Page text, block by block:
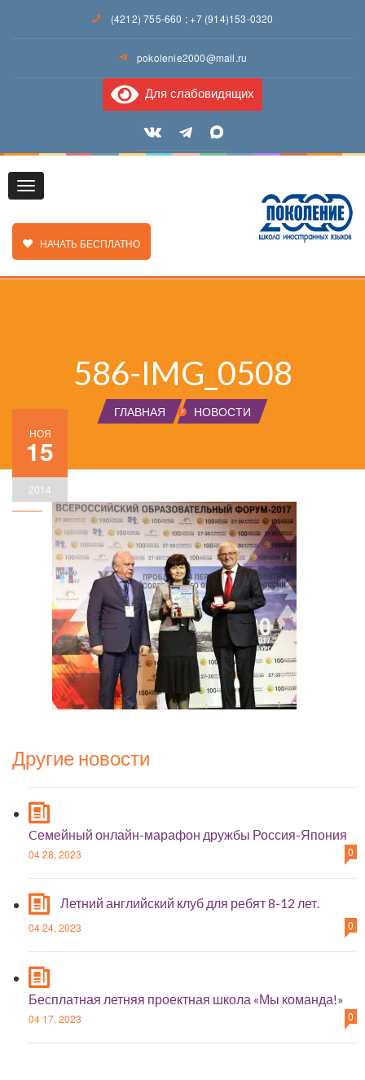
(4212) 755-660 ;+7 (914)153-0320
pokolenie2000@mail.ru
Для слабовидящих
Toggle
ЗАКАЗАТЬ ЗВОНОК
НАЧАТЬ БЕСПЛАТНО
586-IMG_0508
ГЛАВНАЯ НОВОСТИ
НОЯ
15
2014
Другие новости
Cемейный онлайн-марафон дружбы Россия-Япония
04 28, 2023 0
Летний английский клуб для ребят 8-12 лет.
04 24, 2023 0
Бесплатная летняя проектная школа «Мы команда!»
04 17, 2023 0